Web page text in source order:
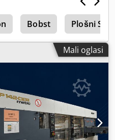
Bobst Plošni
Mali oglasi